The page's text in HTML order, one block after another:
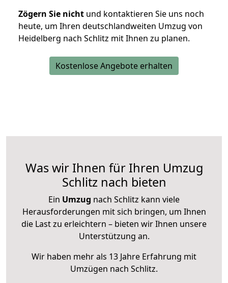
Zögern Sie nicht und kontaktieren Sie uns noch
heute, um Ihren deutschlandweiten Umzug von
Heidelberg nach Schlitz mit Ihnen zu planen.
Kostenlose Angebote erhalten
Was wir Ihnen für Ihren Umzug
Schlitz nach bieten
Ein Umzug nach Schlitz kann viele
Herausforderungen mit sich bringen, um Ihnen
die Last zu erleichtern – bieten wir Ihnen unsere
Unterstützung an.
Wir haben mehr als 13 Jahre Erfahrung mit
Umzügen nach Schlitz.